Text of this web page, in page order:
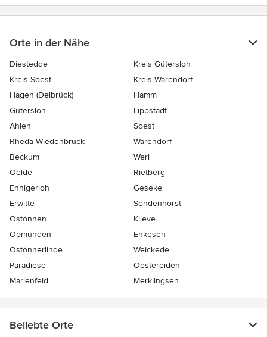
Orte in der Nähe
Diestedde
Kreis Gütersloh
Kreis Soest
Kreis Warendorf
Hagen (Delbrück)
Hamm
Gütersloh
Lippstadt
Ahlen
Soest
Rheda-Wiedenbrück
Warendorf
Beckum
Werl
Oelde
Rietberg
Ennigerloh
Geseke
Erwitte
Sendenhorst
Ostönnen
Klieve
Opmünden
Enkesen
Ostönnerlinde
Weickede
Paradiese
Oestereiden
Marienfeld
Merklingsen
Beliebte Orte